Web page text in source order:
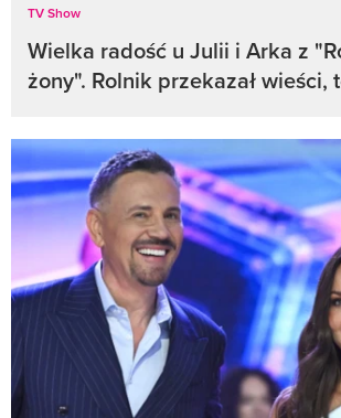
TV Show
Wielka radość u Julii i Arka z
żony". Rolnik przekazał wieści,